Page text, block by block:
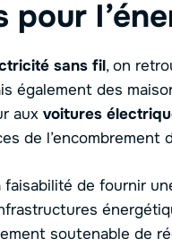
sans fil, on
également des
aux voitures
de
de fournir
soutenable de